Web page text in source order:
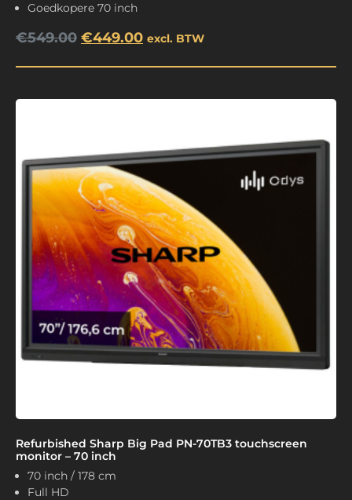
Goedkopere 70 inch
€549.00 €449.00 excl. BTW
Refurbished Sharp Big Pad PN-70TB3 touchscreen
monitor – 70 inch
70 inch / 178 cm
Full HD